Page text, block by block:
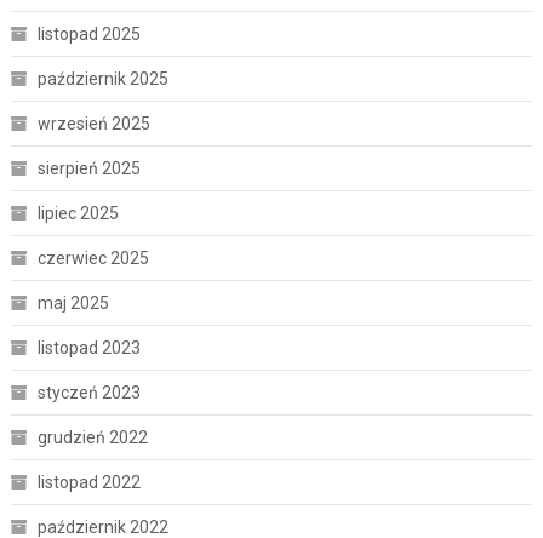
listopad 2025
październik 2025
wrzesień 2025
sierpień 2025
lipiec 2025
czerwiec 2025
maj 2025
listopad 2023
styczeń 2023
grudzień 2022
listopad 2022
październik 2022